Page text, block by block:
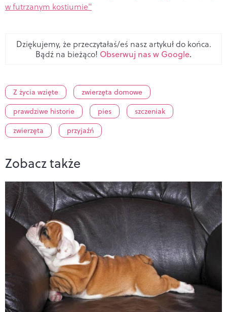
w futrzanym kostiumie"
Dziękujemy, że przeczytałaś/eś nasz artykuł do końca.
Bądź na bieżąco! Obserwuj nas w Google.
Z życia wzięte
zwierzęta domowe
prawdziwe historie
pies
szczeniak
zwierzęta
przyjaźń
Zobacz także